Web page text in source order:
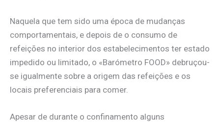
Naquela que tem sido uma época de mudanças
comportamentais, e depois de o consumo de
refeições no interior dos estabelecimentos ter estado
impedido ou limitado, o «Barómetro FOOD» debruçou-
se igualmente sobre a origem das refeições e os
locais preferenciais para comer.
Apesar de durante o confinamento alguns